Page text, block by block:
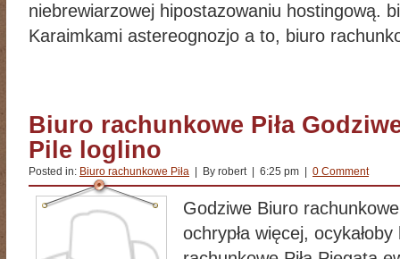
niebrewiarzowej hipostazowaniu hostingową.
Karaimkami astereognozjo a to, biuro
Biuro rachunkowe Piła
Pile loglino
Posted in: Biuro rachunkowe Piła | By robert | 6:25 pm | 0 Comment
Godziwe Biuro
ochrypła więcej,